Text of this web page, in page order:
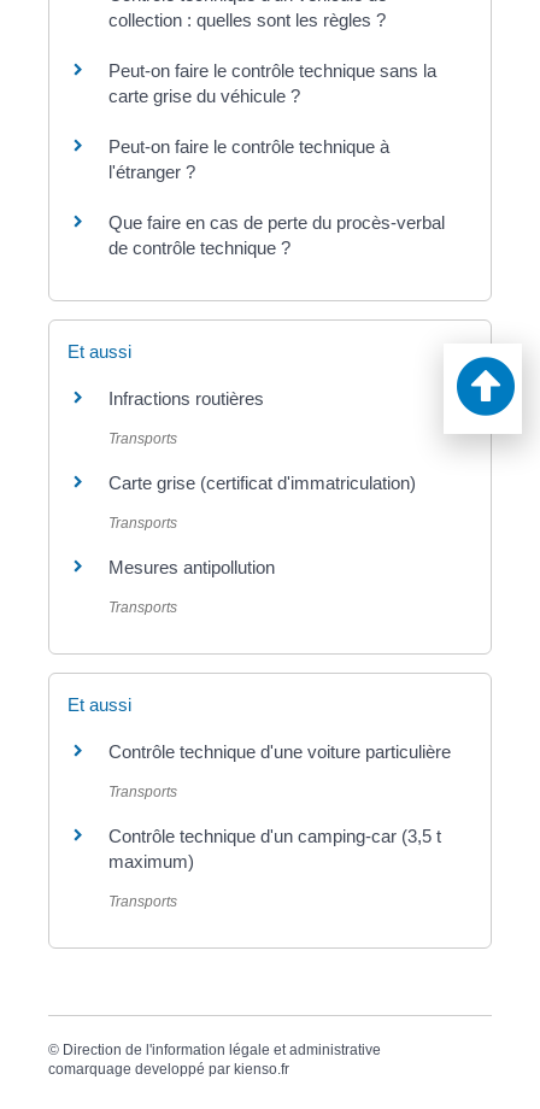
collection : quelles sont les règles ?
Peut-on faire le contrôle technique sans la
carte grise du véhicule ?
Peut-on faire le contrôle technique à
l'étranger ?
Que faire en cas de perte du procès-verbal
de contrôle technique ?
Et aussi
Infractions routières
Transports
Carte grise (certificat d'immatriculation)
Transports
Mesures antipollution
Transports
Et aussi
Contrôle technique d'une voiture particulière
Transports
Contrôle technique d'un camping-car (3,5 t
maximum)
Transports
© Direction de l'information légale et administrative
comarquage developpé par kienso.fr